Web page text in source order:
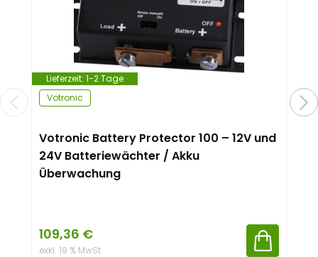
Lieferzeit: 1-2 Tage
Votronic
Votronic Battery Protector 100 – 12V und
24V Batteriewächter / Akku
Überwachung
109,36 €
exkl. 19 % MwSt.